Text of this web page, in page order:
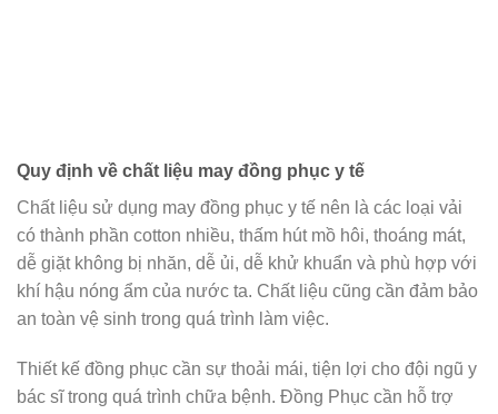
Quy định về chất liệu may đồng phục y tế
Chất liệu sử dụng may đồng phục y tế nên là các loại vải
có thành phần cotton nhiều, thấm hút mồ hôi, thoáng mát,
dễ giặt không bị nhăn, dễ ủi, dễ khử khuẩn và phù hợp với
khí hậu nóng ẩm của nước ta. Chất liệu cũng cần đảm bảo
an toàn vệ sinh trong quá trình làm việc.
Thiết kế đồng phục cần sự thoải mái, tiện lợi cho đội ngũ y
bác sĩ trong quá trình chữa bệnh. Đồng Phục cần hỗ trợ